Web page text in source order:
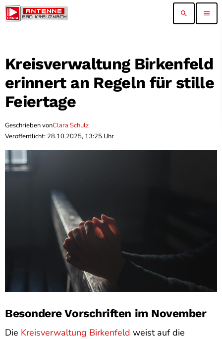
search menu
Kreisverwaltung Birkenfeld
erinnert an Regeln für stille
Feiertage
Geschrieben vonClara Schulz
Veröffentlicht: 28.10.2025, 13:25 Uhr
Besondere Vorschriften im November
Die Kreisverwaltung Birkenfeld weist auf die